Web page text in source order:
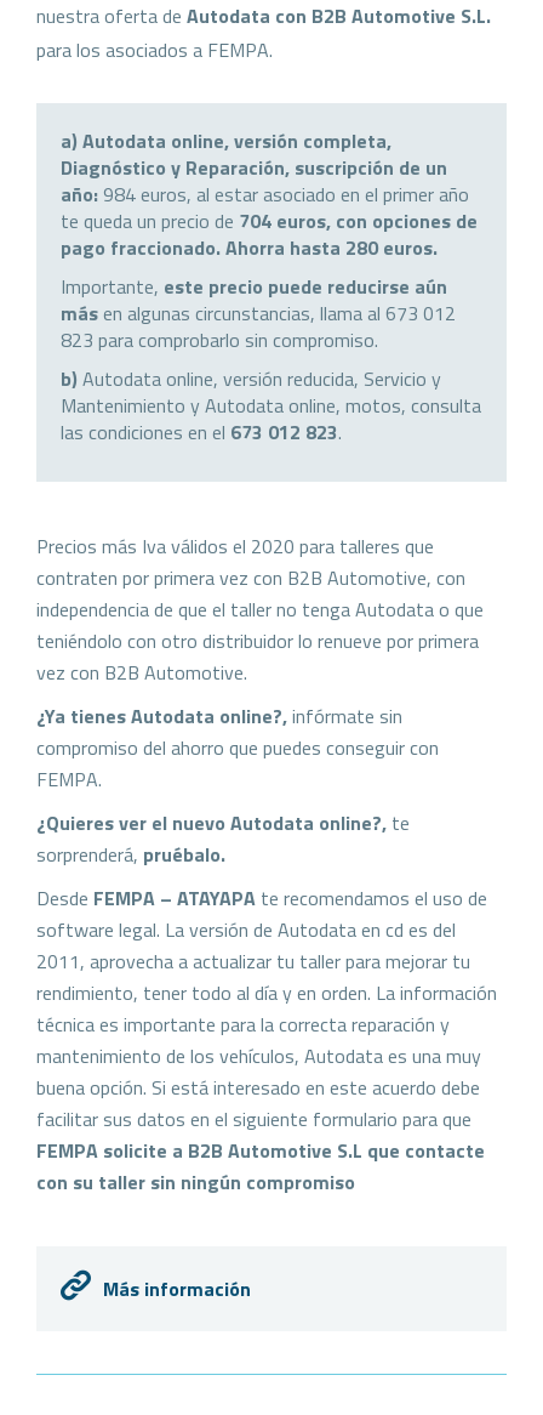
nuestra oferta de Autodata con B2B Automotive S.L.
para los asociados a FEMPA.
a) Autodata online, versión completa,
Diagnóstico y Reparación, suscripción de un
año: 984 euros, al estar asociado en el primer año
te queda un precio de 704 euros, con opciones de
pago fraccionado. Ahorra hasta 280 euros.
Importante, este precio puede reducirse aún
másen algunas circunstancias, llama al 673 012
823 para comprobarlo sin compromiso.
b) Autodata online, versión reducida, Servicio y
Mantenimiento y Autodata online, motos, consulta
las condiciones en el 673 012 823.
Precios más Iva válidos el 2020 para talleres que
contraten por primera vez con B2B Automotive, con
independencia de que el taller no tenga Autodata o que
teniéndolo con otro distribuidor lo renueve por primera
vez con B2B Automotive.
¿Ya tienes Autodata online?,infórmate sin
compromiso del ahorro que puedes conseguir con
FEMPA.
¿Quieres ver el nuevo Autodata online?, te
sorprenderá, pruébalo.
Desde FEMPA – ATAYAPA te recomendamos el uso de
software legal. La versión de Autodata en cd es del
2011, aprovecha a actualizar tu taller para mejorar tu
rendimiento, tener todo al día y en orden. La información
técnica es importante para la correcta reparación y
mantenimiento de los vehículos, Autodata es una muy
buena opción. Si está interesado en este acuerdo debe
facilitar sus datos en el siguiente formulario para que
FEMPA solicite a B2B Automotive S.L que contacte
con su taller sin ningún compromiso
Más información